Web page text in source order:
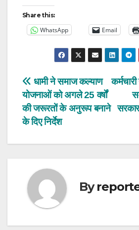
Share this:
WhatsApp Email
Post
navigation
धामी ने समाज कल्याण
योजनाओं को अगले 25 वर्षों
की जरूरतों के अनुरूप बनाने
के दिए निर्देश
By